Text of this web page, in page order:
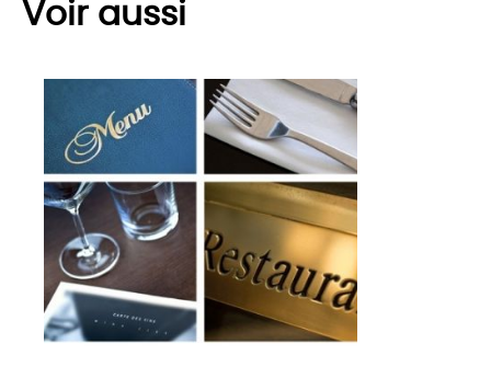
Voir aussi